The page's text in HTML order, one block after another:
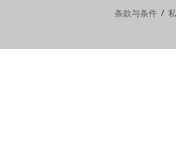
条款与条件 /